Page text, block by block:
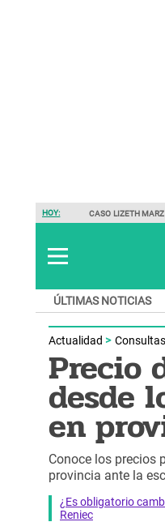
HOY: CASO LIZETH
ÚLTIMAS NOTICIAS
Actualidad
Precio
desde
en
Conoce los precios
provincia ante la
¿Es obligatorio
Reniec